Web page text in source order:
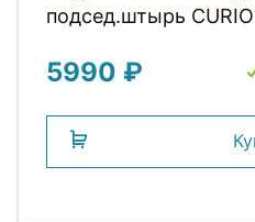
подсед.штырь
5990 ₽